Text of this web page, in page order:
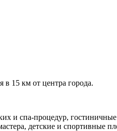
в 15 км от центра города.
спа-процедур,
детские и спортивные